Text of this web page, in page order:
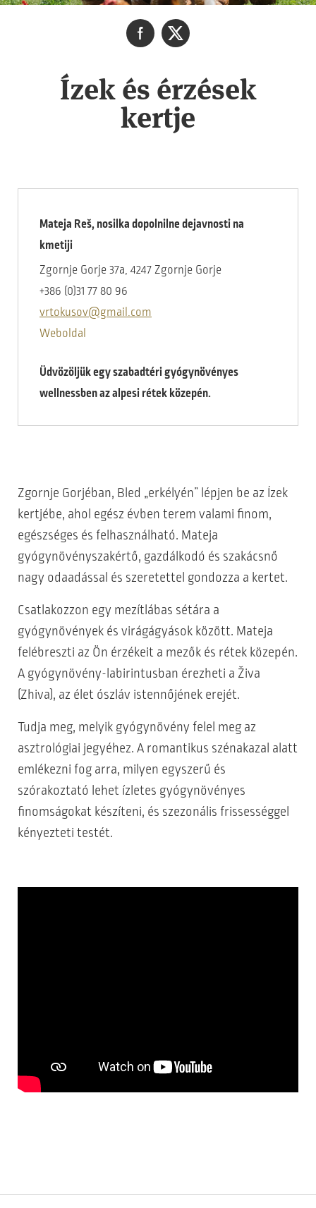
Ízek és érzések
kertje
Mateja Reš, nosilka dopolnilne dejavnosti na
kmetiji
Zgornje Gorje 37a, 4247 Zgornje Gorje
+386 (0)31 77 80 96
vrtokusov@gmail.com
Weboldal
Üdvözöljük egy szabadtéri gyógynövényes
wellnessben az alpesi rétek közepén.
Zgornje Gorjéban, Bled „erkélyén” lépjen be az Ízek
kertjébe, ahol egész évben terem valami finom,
egészséges és felhasználható. Mateja
gyógynövényszakértő, gazdálkodó és szakácsnő
nagy odaadással és szeretettel gondozza a kertet.
Csatlakozzon egy mezítlábas sétára a
gyógynövények és virágágyások között. Mateja
felébreszti az Ön érzékeit a mezők és rétek közepén.
A gyógynövény-labirintusban érezheti a Živa
(Zhiva), az élet ószláv istennőjének erejét.
Tudja meg, melyik gyógynövény felel meg az
asztrológiai jegyéhez. A romantikus szénakazal alatt
emlékezni fog arra, milyen egyszerű és
szórakoztató lehet ízletes gyógynövényes
finomságokat készíteni, és szezonális frissességgel
kényezteti testét.